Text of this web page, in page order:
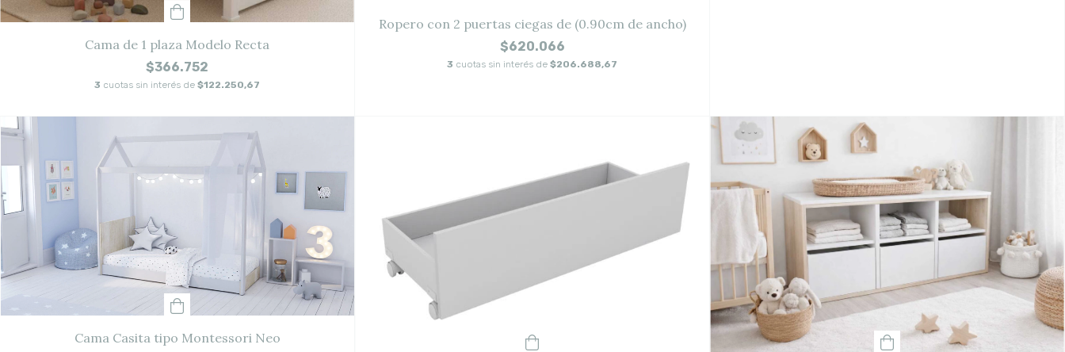
Cama de 1 plaza Modelo Recta
$366.752
3 cuotas sin interés de $122.250,67
Ropero con 2 puertas ciegas de (0.90cm de ancho)
$620.066
3 cuotas sin interés de $206.688,67
Cama Casita tipo Montessori Neo